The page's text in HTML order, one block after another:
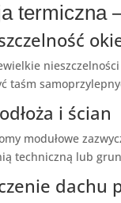
termiczna
taśm
i ścian
modułowe
techniczną lub
dachu